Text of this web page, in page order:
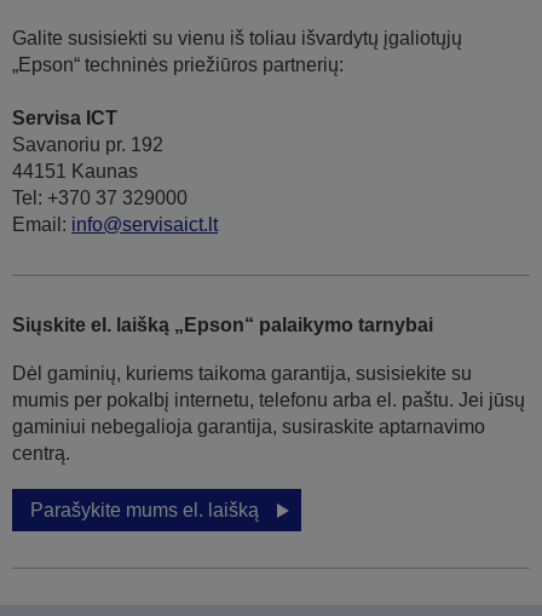
Galite susisiekti su vienu iš toliau išvardytų įgaliotųjų
„Epson“ techninės priežiūros partnerių:
Servisa ICT
Savanoriu pr. 192
44151 Kaunas
Tel: +370 37 329000
Email: info@servisaict.lt
Siųskite el. laišką „Epson“ palaikymo tarnybai
Dėl gaminių, kuriems taikoma garantija, susisiekite su
mumis per pokalbį internetu, telefonu arba el. paštu. Jei jūsų
gaminiui nebegalioja garantija, susiraskite aptarnavimo
centrą.
Parašykite mums el. laišką